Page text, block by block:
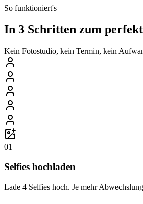
So funktioniert's
In 3 Schritten zum
Kein Fotostudio, kein Termin, kein
01
Selfies hochladen
Lade 4 Selfies hoch. Je mehr